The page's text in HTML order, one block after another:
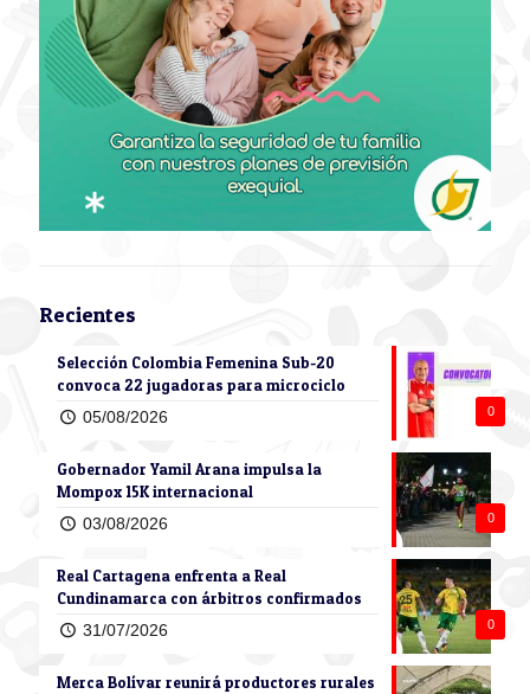
Recientes
0
Selección Colombia Femenina Sub-20
convoca 22 jugadoras para microciclo
05/08/2026
0
Gobernador Yamil Arana impulsa la
Mompox 15K internacional
03/08/2026
0
Real Cartagena enfrenta a Real
Cundinamarca con árbitros confirmados
31/07/2026
Merca Bolívar reunirá productores rurales